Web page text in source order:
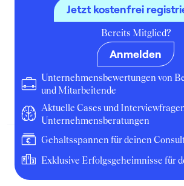
4
Volksbanken
(Volksbank Dill eG)
Job
Januar 2002 Dillenburg
Jetzt kostenfrei
Bereits Mitglied?
Anmelden
Unternehmensbewertungen von
und Mitarbeitende
Aktuelle Cases und
Unternehmensberatungen
Gehaltsspannen für deinen
Exklusive Erfolgsgeheimnisse für